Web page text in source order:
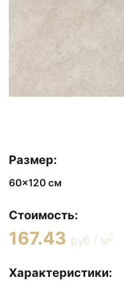
Размер:
60x120 см
Стоимость:
167.43 руб / м2
Характеристики: